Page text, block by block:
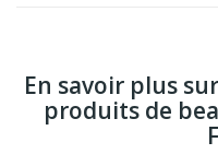
En savoir plus
produits de